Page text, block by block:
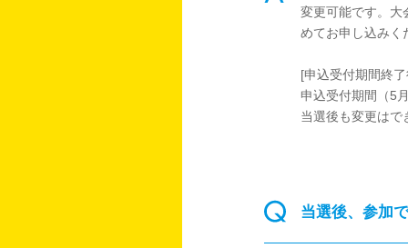
変更可能です。大
めてお申し込みく
[申込受付期間終
申込受付期間（5
当選後も変更はで
当選後、参加